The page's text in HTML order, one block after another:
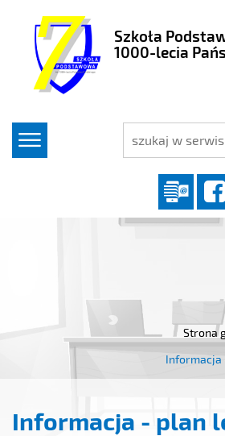
Szkoła
1000-lecia
szukaj
Strona
Informacja
Informacja - plan